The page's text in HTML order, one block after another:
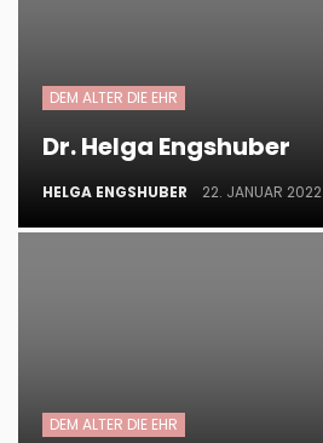
DEM ALTER DIE EHR
Dr. Helga Engshuber
HELGA ENGSHUBER 22. JANUAR 2022
DEM ALTER DIE EHR